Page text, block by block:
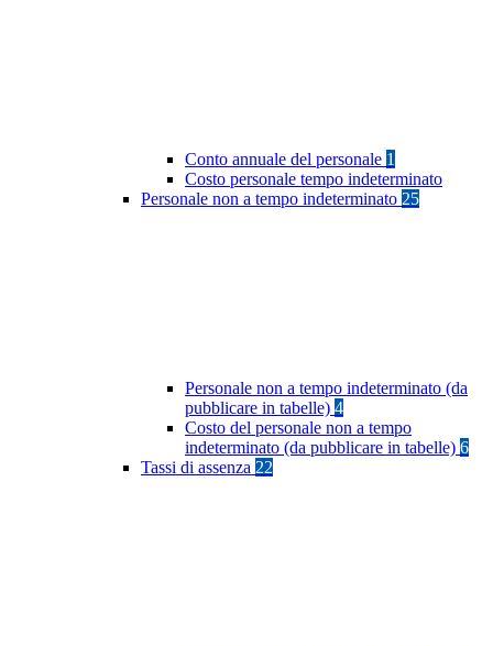
Conto annuale del personale 1
Costo personale tempo indeterminato
Personale non a tempo indeterminato 25
Personale non a tempo indeterminato (da
pubblicare in tabelle) 4
Costo del personale non a tempo
indeterminato (da pubblicare in tabelle) 6
Tassi di assenza 22